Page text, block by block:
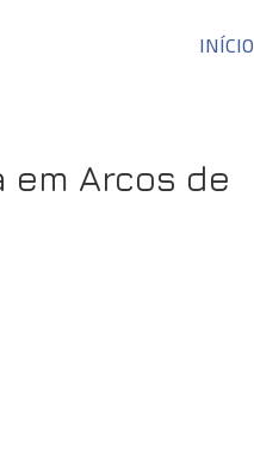
INÍCIO
em Arcos de